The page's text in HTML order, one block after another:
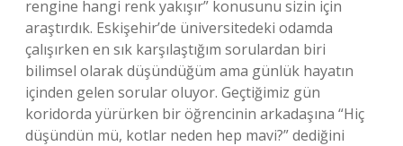
rengine hangi renk yakışır” konusunu sizin için
araştırdık. Eskişehir’de üniversitedeki odamda
çalışırken en sık karşılaştığım sorulardan biri
bilimsel olarak düşündüğüm ama günlük hayatın
içinden gelen sorular oluyor. Geçtiğimiz gün
koridorda yürürken bir öğrencinin arkadaşına “Hiç
düşündün mü, kotlar neden hep mavi?” dediğini